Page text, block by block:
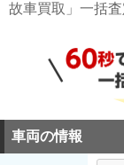
故車買取」一括
車両の情報